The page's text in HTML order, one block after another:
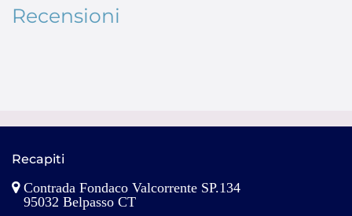
Recensioni
Recapiti
Contrada Fondaco Valcorrente SP.134
95032 Belpasso CT